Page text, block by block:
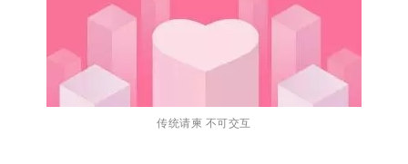
传统请柬 不可交互